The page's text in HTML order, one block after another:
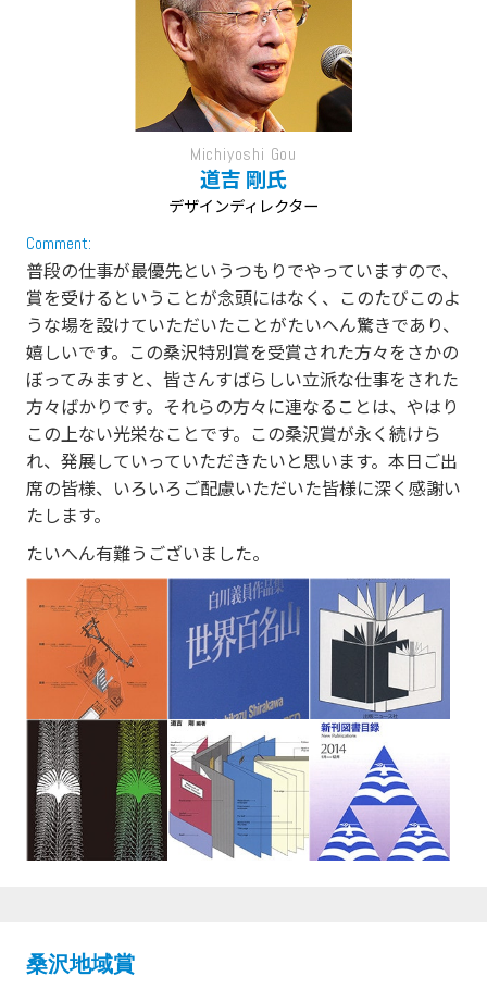
Michiyoshi Gou
道吉 剛氏
デザインディレクター
Comment:
普段の仕事が最優先というつもりでやっていますので、
賞を受けるということが念頭にはなく、このたびこのよ
うな場を設けていただいたことがたいへん驚きであり、
嬉しいです。この桑沢特別賞を受賞された方々をさかの
ぼってみますと、皆さんすばらしい立派な仕事をされた
方々ばかりです。それらの方々に連なることは、やはり
この上ない光栄なことです。この桑沢賞が永く続けら
れ、発展していっていただきたいと思います。本日ご出
席の皆様、いろいろご配慮いただいた皆様に深く感謝い
たします。
たいへん有難うございました。
桑沢地域賞